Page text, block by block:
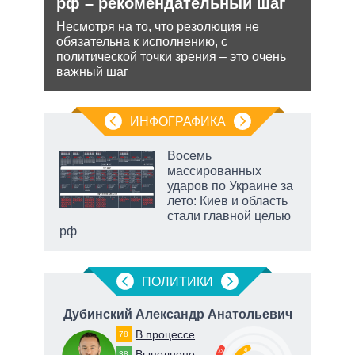
Несмотря на то, что резолюция не
обязательна к исполнению, с
политической точки зрения – это очень
важный шаг
ИНФОГРАФИКА
Восемь
массированных
ударов по Украине за
лето: Киев и область
стали главной целью
рф
ПОЛИТИКИ
Дубинский Александр Анатольевич
78 В процессе
33 45